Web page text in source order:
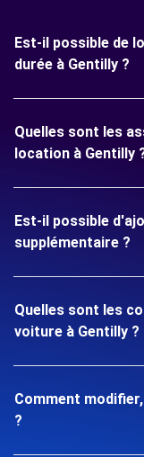
Est-il possible de
durée à Gentilly ?
Quelles sont les
location à Gentilly
Est-il possible
supplémentaire ?
Quelles sont les
voiture à Gentilly ?
Comment
?